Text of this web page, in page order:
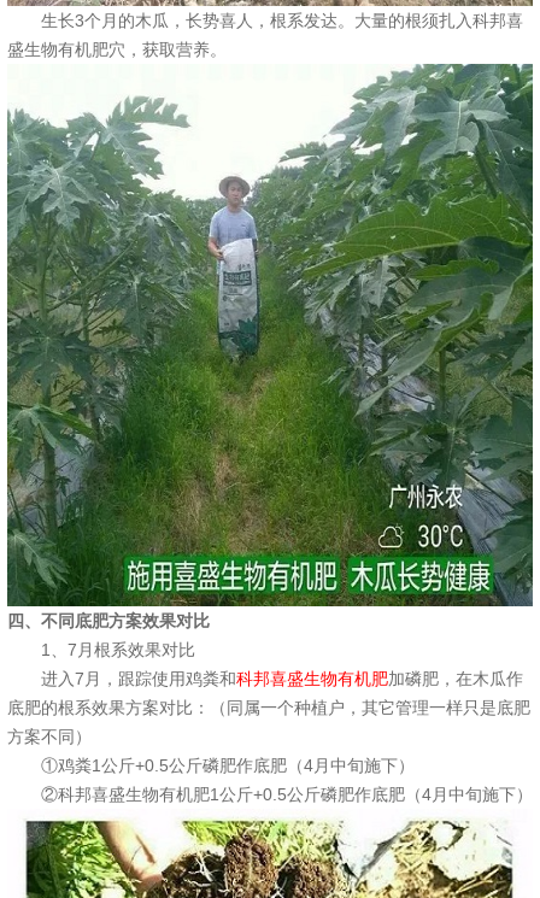
生长3个月的木瓜，长势喜人，根系发达。大量的根须扎入科邦喜
盛生物有机肥穴，获取营养。
四、不同底肥方案效果对比
1、7月根系效果对比
进入7月，跟踪使用鸡粪和科邦喜盛生物有机肥加磷肥，在木瓜作
底肥的根系效果方案对比：（同属一个种植户，其它管理一样只是底肥
方案不同）
①鸡粪1公斤+0.5公斤磷肥作底肥（4月中旬施下）
②科邦喜盛生物有机肥1公斤+0.5公斤磷肥作底肥（4月中旬施下）